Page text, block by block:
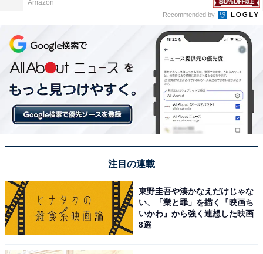
Amazon
Recommended by
注目の連載
東野圭吾や湊かなえだけじゃな
い、「業と罪」を描く『映画ち
いかわ』から強く連想した映画
8選